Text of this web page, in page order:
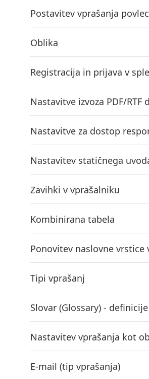
Postavitev vprašanja
Oblika
Registracija in prijava v
Nastavitve izvoza PDF/
Nastavitve za dostop
Nastavitev statičnega
Zavihki v vprašalniku
Kombinirana tabela
Ponovitev naslovne vrstice
Tipi vprašanj
Slovar (Glossary) - definicije
Nastavitev vprašanja kot
E-mail (tip vprašanja)